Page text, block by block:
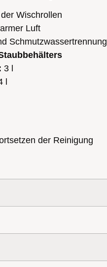
der Wischrollen
Luft
Schmutzwassertrennung
3 l
l
der Reinigung